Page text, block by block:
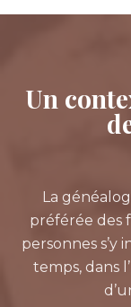
Un
La
préférée des
personnes s’y
temps, dans